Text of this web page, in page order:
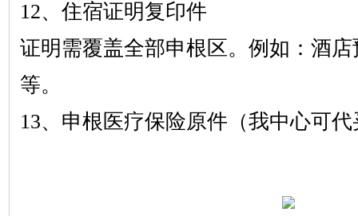
12、住宿证明复印件
证明需覆盖全部申根区。例如：酒
等。
13、申根医疗保险原件（我中心可代